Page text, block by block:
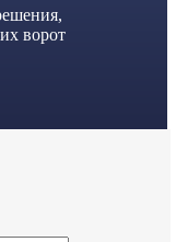
ворот